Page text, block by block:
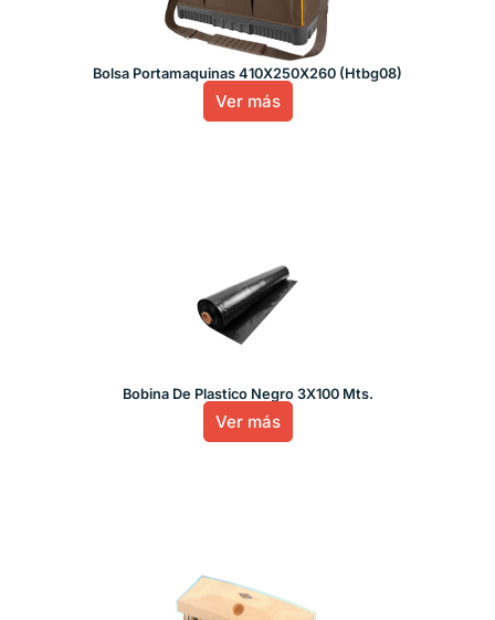
Bolsa Portamaquinas 410X250X260 (Htbg08)
Ver más
Bobina De Plastico Negro 3X100 Mts.
Ver más